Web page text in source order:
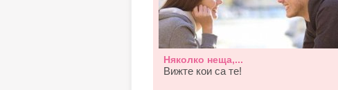
Няколко неща,...
Вижте кои са те!